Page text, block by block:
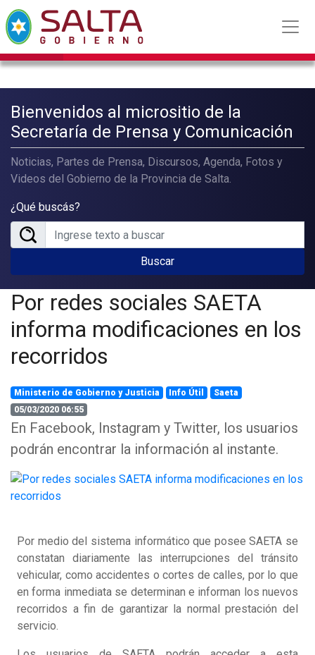
Bienvenidos al micrositio de la
Secretaría de Prensa y Comunicación
Noticias, Partes de Prensa, Discursos, Agenda, Fotos y
Videos del Gobierno de la Provincia de Salta.
¿Qué buscás?
Buscar
Por redes sociales SAETA
informa modificaciones en los
recorridos
Ministerio de Gobierno y Justicia Info Útil
Saeta
05/03/2020 06:55
En Facebook, Instagram y Twitter, los usuarios
podrán encontrar la información al instante.
Por medio del sistema informático que posee SAETA se
constatan diariamente las interrupciones del tránsito
vehicular, como accidentes o cortes de calles, por lo que
en forma inmediata se determinan e informan los nuevos
recorridos a fin de garantizar la normal prestación del
servicio.